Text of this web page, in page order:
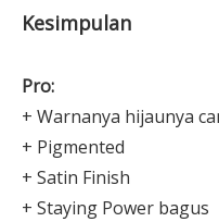
Kesimpulan
Pro:
+ Warnanya hijaunya
+ Pigmented
+ Satin Finish
+ Staying Power bagus